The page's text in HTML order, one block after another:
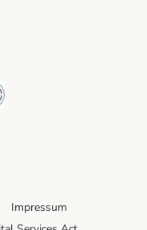
Security
Impressum